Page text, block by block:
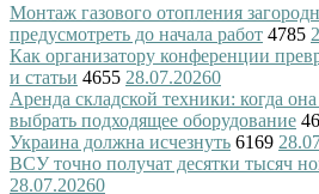
Монтаж газового отопления
предусмотреть до начала работ 4785
Как организатору конференции
и статьи 4655 28.07.20260
Аренда складской техники: когда
выбрать подходящее оборудование
Украина должна исчезнуть 6169
ВСУ точно получат десятки тысяч
28.07.20260